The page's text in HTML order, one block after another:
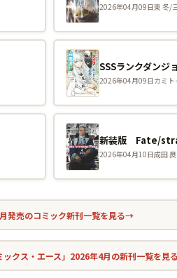
2026年04月09日東 冬/
2026年04月09日カミ
新装版 Fate/
2026年04月10日成田
発売のコミック新刊一覧を見る→
ックス・エース」2026年4月の新刊一覧を見る